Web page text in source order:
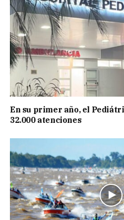
En su primer año, el
32.000 atenciones